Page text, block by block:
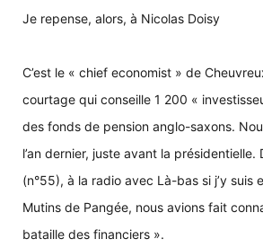
Je repense, alors, à Nicolas Doisy
C’est le « chief economist » de
courtage qui conseille 1 200 «
des fonds de pension anglo-saxons.
l’an dernier, juste avant la présidentielle.
(n°55), à la radio avec Là-bas si j’y suis
Mutins de Pangée, nous avions fait
bataille des financiers ».